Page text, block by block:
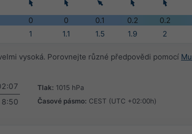
0 0 0.1 0.2 0.2
1 1.1 1.5 1.9 2
vysoká. Porovnejte různé předpovědi pomocí
Tlak: 1015 hPa
Časové pásmo: CEST (UTC +02:00h)